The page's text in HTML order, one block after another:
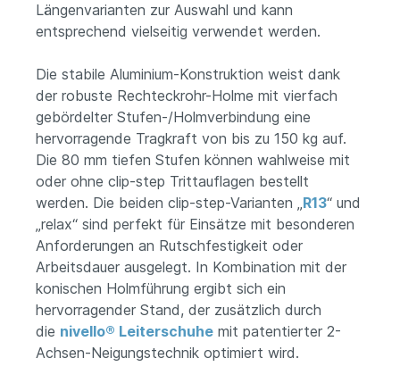
Längenvarianten zur Auswahl und kann
entsprechend vielseitig verwendet werden.
Die stabile Aluminium-Konstruktion weist dank
der robuste Rechteckrohr-Holme mit vierfach
gebördelter Stufen-/Holmverbindung eine
hervorragende Tragkraft von bis zu 150 kg auf.
Die 80 mm tiefen Stufen können wahlweise mit
oder ohne clip-step Trittauflagen bestellt
werden. Die beiden clip-step-Varianten „R13“ und
„relax“ sind perfekt für Einsätze mit besonderen
Anforderungen an Rutschfestigkeit oder
Arbeitsdauer ausgelegt. In Kombination mit der
konischen Holmführung ergibt sich ein
hervorragender Stand, der zusätzlich durch
die nivello® Leiterschuhe mit patentierter 2-
Achsen-Neigungstechnik optimiert wird.